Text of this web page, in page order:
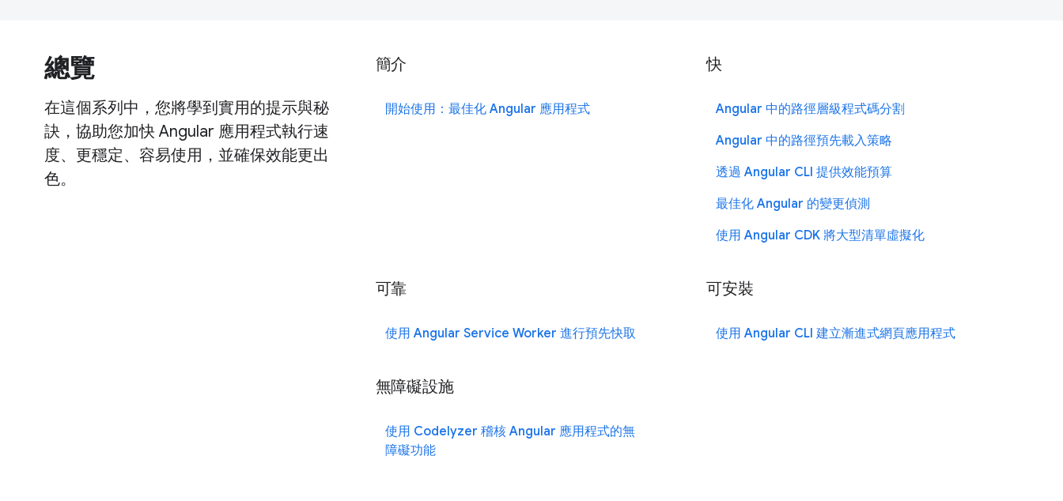
總覽
在這個系列中，您將學到實用的提示與秘
訣，協助您加快 Angular 應用程式執行速
度、更穩定、容易使用，並確保效能更出
色。
簡介
開始使用：最佳化 Angular 應用程式
快
Angular 中的路徑層級程式碼分割
Angular 中的路徑預先載入策略
透過 Angular CLI 提供效能預算
最佳化 Angular 的變更偵測
使用 Angular CDK 將大型清單虛擬化
可靠
使用 Angular Service Worker 進行預先快取
可安裝
使用 Angular CLI 建立漸進式網頁應用程式
無障礙設施
使用 Codelyzer 稽核 Angular 應用程式的無
障礙功能